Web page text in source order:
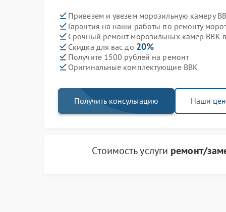
Привезем и увезем морозильную камеру
Гарантия на наши работы по ремонту
Срочный ремонт морозильных камер BBK
Скидка для вас до 20%
Получите 1500 рублей на ремонт
Оригинальные комплектующие BBK
Получить консультацию Наши
Стоимость услуги ремонт/